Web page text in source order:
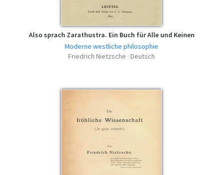
Also sprach Zarathustra. Ein Buch für Alle und Keinen
Moderne westliche philosophie
Friedrich Nietzsche · Deutsch